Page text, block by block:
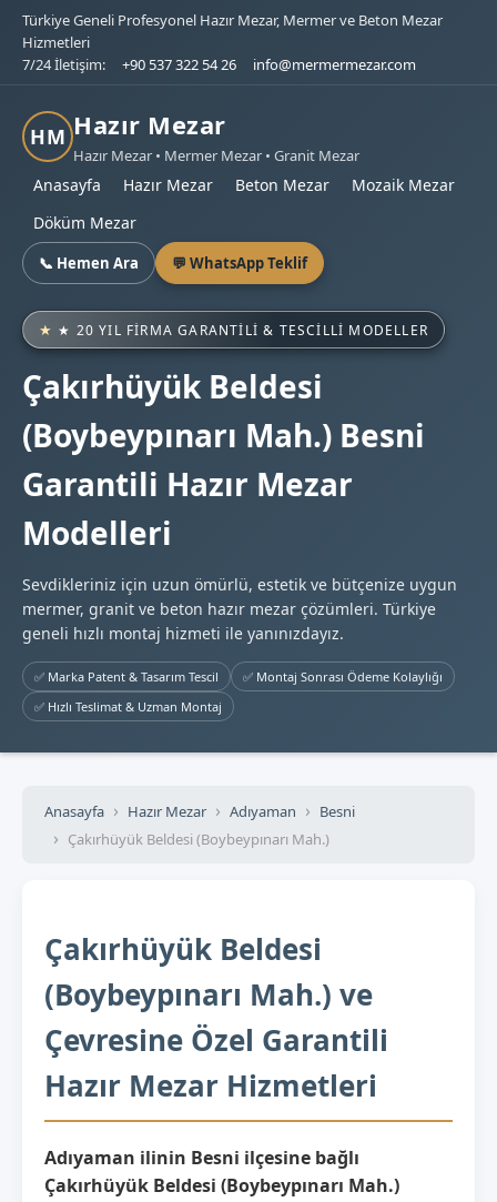
Türkiye Geneli Profesyonel Hazır Mezar, Mermer ve Beton Mezar
Hizmetleri
7/24 İletişim:
+90 537 322 54 26 info@mermermezar.com
HM Hazır Mezar
Hazır Mezar • Mermer Mezar • Granit Mezar
Anasayfa Hazır Mezar Beton Mezar
Mozaik Mezar
Döküm Mezar
📞 Hemen Ara 💬 WhatsApp Teklif
★ 20 YIL FIRMA GARANTILI & TESCILLI MODELLER
Çakırhüyük Beldesi
(Boybeypınarı Mah.) Besni
Garantili Hazır Mezar
Modelleri
Sevdikleriniz için uzun ömürlü, estetik ve bütçenize uygun
mermer, granit ve beton hazır mezar çözümleri. Türkiye
geneli hızlı montaj hizmeti ile yanınızdayız.
✅ Marka Patent & Tasarım Tescil
✅ Montaj Sonrası Ödeme Kolaylığı
✅ Hızlı Teslimat & Uzman Montaj
Anasayfa Hazır Mezar Adıyaman
Besni
Çakırhüyük Beldesi (Boybeypınarı Mah.)
Çakırhüyük Beldesi
(Boybeypınarı Mah.) ve
Çevresine Özel Garantili
Hazır Mezar Hizmetleri
Adıyaman ilinin Besni ilçesine bağlı
Çakırhüyük Beldesi (Boybeypınarı Mah.)